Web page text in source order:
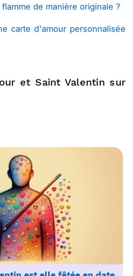
de manière originale ?
carte d'amour personnalisée
et Saint Valentin sur